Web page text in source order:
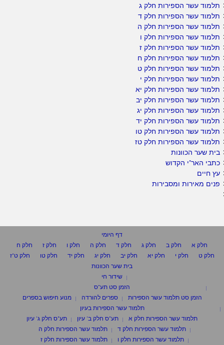
תלמוד עשר הספירות חלק ג
תלמוד עשר הספירות חלק ד
תלמוד עשר הספירות חלק ה
תלמוד עשר הספירות חלק ו
תלמוד עשר הספירות חלק ז
תלמוד עשר הספירות חלק ח
תלמוד עשר הספירות חלק ט
תלמוד עשר הספירות חלק י
תלמוד עשר הספירות חלק יא
תלמוד עשר הספירות חלק יב
תלמוד עשר הספירות חלק יג
תלמוד עשר הספירות חלק יד
תלמוד עשר הספירות חלק טו
תלמוד עשר הספירות חלק טז
בית שער הכוונות
כתבי האר"י הקדוש
עץ חיים
פנים מאירות ומסבירות
דף היומי
חלק א
חלק ב חלק ג חלק ד חלק ה חלק ו חלק ז
חלק ח
חלק ט
חלק י חלק יא חלק יב חלק יג חלק יד חלק טו
חלק ט"ז
בית שער הכוונות
שידור חי
הזמן סט תע"ס
הזמן סט תלמוד עשר הספירות
ספרים להורדה
מנוע חיפוש בספרים
תלמוד עשר הספירות בעיון
תלמוד עשר הספירות חלק א
תע"ס חלק ב' עיון
תע"ס חלק ג' עיון
תלמוד עשר הספירות חלק ד
תלמוד עשר הספירות חלק ה
תלמוד עשר הספירות חלק ו
תלמוד עשר הספירות חלק ז